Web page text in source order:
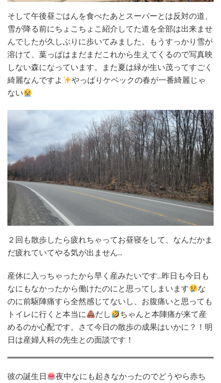
そして午後昼ごはんを食べたあとスーパーとは反対の道、
雪が降る前にちょこちょこ紹介してた道を全部は出来ませ
んでしたが久しぶりに歩いてみました。もうすっかり雪が
溶けて、葉っぱはまだまだこれから生えてくるので写真映
しない森になっています。また夏は緑が生い茂ってすごく
綺麗なんですよ
やっぱりケベックの春が一番綺麗じゃ
ない
２回も散歩したら疲れちゃってお昼寝をして、なんだかま
だ疲れていてやる気が出ません…
産休に入っちゃったから早く産みたいです…昨日も今日も
なにもなかったから働けたのにと思ってしまいます
な
のに前駆陣痛すら全然感じてないし、お腹痛いと思っても
トイレに行くと本当に
だし
ちゃんと本陣痛が来て産
めるのか心配です。さて今日の散歩の成果はいかに？！明
日は産婦人科の先生との面談です！
彼の誕生日
夜中なにも起きなかったのでどうやら赤ち